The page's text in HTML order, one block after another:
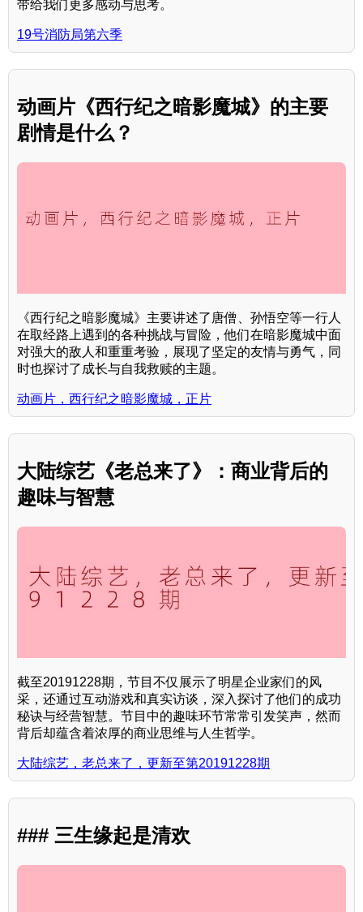
带给我们更多感动与思考。
19号消防局第六季
动画片《西行纪之暗影魔城》的主要
剧情是什么？
《西行纪之暗影魔城》主要讲述了唐僧、孙悟空等一行人
在取经路上遇到的各种挑战与冒险，他们在暗影魔城中面
对强大的敌人和重重考验，展现了坚定的友情与勇气，同
时也探讨了成长与自我救赎的主题。
动画片，西行纪之暗影魔城，正片
大陆综艺《老总来了》：商业背后的
趣味与智慧
截至20191228期，节目不仅展示了明星企业家们的风
采，还通过互动游戏和真实访谈，深入探讨了他们的成功
秘诀与经营智慧。节目中的趣味环节常常引发笑声，然而
背后却蕴含着浓厚的商业思维与人生哲学。
大陆综艺，老总来了，更新至第20191228期
### 三生缘起是清欢